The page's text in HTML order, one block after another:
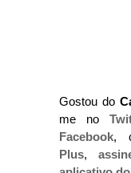
Gostou do
me no
Facebook,
Plus,